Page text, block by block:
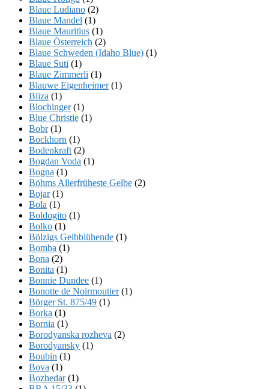
Blaue Ludiano (2)
Blaue Mandel (1)
Blaue Mauritius (1)
Blaue Österreich (2)
Blaue Schweden (Idaho Blue) (1)
Blaue Suti (1)
Blaue Zimmerli (1)
Blauwe Eigenheimer(1)
Bliza (1)
Blochinger(1)
Blue Christie (1)
Bobr(1)
Bockhorn (1)
Bodenkraft (2)
Bogdan Voda (1)
Bogna (1)
Böhms Allerfrüheste Gelbe (2)
Bojar(1)
Bola (1)
Boldogito (1)
Bolko (1)
Bölzigs Gelbblühende (1)
Bomba (1)
Bona (2)
Bonita (1)
Bonnie Dundee (1)
Bonotte de Noirmoutier(1)
Börger St. 875/49 (1)
Borka (1)
Bornia (1)
Borodyanska rozheva (2)
Borodyansky (1)
Boubin (1)
Bova (1)
Bozhedar(1)